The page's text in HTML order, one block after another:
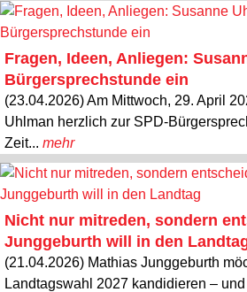
Fragen, Ideen, Anliegen:
Bürgersprechstunde ein
(23.04.2026) Am Mittwoch, 29. April
Uhlman herzlich zur SPD-
Zeit... mehr
Nicht nur mitreden, sondern
Junggeburth will in den
(21.04.2026) Mathias Junggeburth
Landtagswahl 2027 kandidieren – und